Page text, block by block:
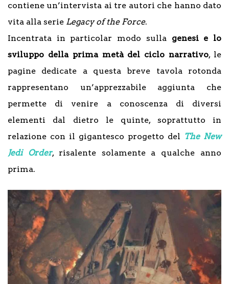
contiene un’intervista ai tre autori che hanno dato
vita alla serie Legacy of the Force.
Incentrata in particolar modo sulla genesi e lo
sviluppo della prima metà del ciclo narrativo, le
pagine dedicate a questa breve tavola rotonda
rappresentano un’apprezzabile aggiunta che
permette di venire a conoscenza di diversi
elementi dal dietro le quinte, soprattutto in
relazione con il gigantesco progetto del The New
Jedi Order, risalente solamente a qualche anno
prima.